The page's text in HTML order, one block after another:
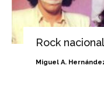
Rock
Miguel A.